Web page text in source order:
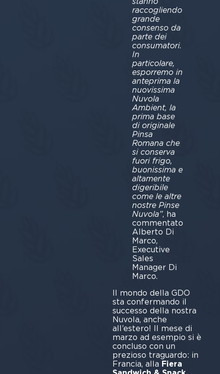
raccogliendo
grande
consenso da
parte dei
consumatori.
In
particolare,
esporremo in
anteprima la
nuovissima
Nuvola
Ambient, la
prima base
di originale
Pinsa
Romana che
si conserva
fuori frigo,
buonissima e
altamente
digeribile
come le altre
nostre Pinse
Nuvola”, ha
commentato
Alberto Di
Marco,
Executive
Sales
Manager Di
Marco.
Il mondo della GDO
sta confermando il
successo della nostra
Nuvola, anche
all’estero! Il mese di
marzo ad esempio si è
concluso con un
prezioso traguardo: in
Francia, alla Fiera